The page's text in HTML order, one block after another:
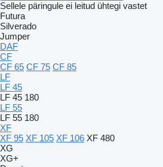
Sellele päringule ei leitud ühtegi vastet
Futura
Silverado
Jumper
DAF
CF
CF 65 CF 75 CF 85
LF
LF 45
LF 45 180
LF 55
LF 55 180
XF
XF 95 XF 105 XF 106 XF 480
XG
XG+